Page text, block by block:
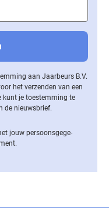
aan Jaarbeurs B.V.
het verzenden van een
kunt je toestemming te
de nieuwsbrief.
jouw per­soons­ge­ge­